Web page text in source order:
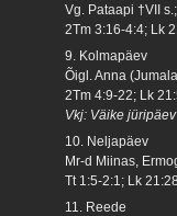
Vg. Pataapi †VII
2Tm 3:16-4:4; Lk
9. Kolmapäev
Õigl. Anna
2Tm 4:9-22; Lk
Vkj: Väike jüripäev
10. Neljapäev
Mr-d Miinas,
Tt 1:5-2:1; Lk
11. Reede